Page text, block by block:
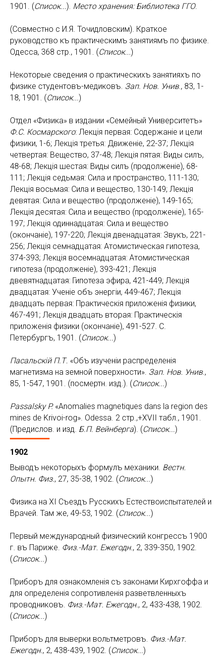
1901. (Список...). Место хранения: Библиотека ГГО.
(Совместно с И.Я. Точидловским). Краткое
руководство къ практическимъ занятиямъ по физике.
Одесса, 368 стр., 1901. (Список...)
Некоторые сведения о практическихъ занятияхъ по
физике студентовъ-медиковъ. Зап. Нов. Унив., 83, 1-
18, 1901. (Список...)
Отдел «Физика» в издании «Семейный Университетъ»
Ф.С. Космарского: Лекцiя первая: Содержанiе и цели
физики, 1-6; Лекцiя третья: Движенiе, 22-37; Лекцiя
четвертая: Вещество, 37-48; Лекцiя пятая: Виды силъ,
48-68; Лекцiя шестая: Виды силъ (продолженiе), 68-
111; Лекцiя седьмая: Сила и пространство, 111-130;
Лекцiя восьмая: Сила и вещество, 130-149; Лекцiя
девятая: Сила и вещество (продолженiе), 149-165;
Лекцiя десятая: Сила и вещество (продолженiе), 165-
197; Лекцiя одиннадцатая: Сила и вещество
(окончанiе), 197-220; Лекцiя двенадцатая: Звукъ, 221-
256; Лекцiя семнадцатая: Атомистическая гипотеза,
374-393; Лекцiя восемнадцатая: Атомистическая
гипотеза (продолженiе), 393-421; Лекцiя
двевятнадцатая: Гипотеза эфира, 421-449; Лекцiя
двадцатая: Ученiе объ энергiи, 449-467; Лекцiя
двадцать первая: Практическiя приложенiя физики,
467-491; Лекцiя двадцать вторая: Практическiя
приложенiя физики (окончанiе), 491-527. С.
Петербургъ, 1901. (Список...)
Пасальскiй П.Т. «Объ изученiи распределенiя
магнетизма на земной поверхности». Зап. Нов. Унив.,
85, 1-547, 1901. (посмертн. изд.). (Список...)
Passalsky P.«Anomalies magnetiques dans la region des
mines de Krivoi-rog». Odessa. 2 стр.,+XVII табл., 1901.
(Предислов. и изд. Б.П. Вейнберга). (Список...)
1902
Выводъ некоторыхъ формулъ механики. Вестн.
Опытн. Физ., 27, 35-38, 1902. (Список...)
Физика на XI Съездъ Русскихъ Естествоиспытателей и
Врачей. Там же, 49-53, 1902. (Список...)
Первый международный физическиiй конгрессъ 1900
г. въ Париже. Физ.-Мат. Ежегодн., 2, 339-350, 1902.
(Список...)
Приборъ для ознакомленiя съ законами Кирхгоффа и
для определенiя сопротивленiя разветвленныхъ
проводниковъ. Физ.-Мат. Ежегодн., 2, 433-438, 1902.
(Список...)
Приборъ для выверки вольтметровъ. Физ.-Мат.
Ежегодн., 2, 438-439, 1902. (Список...)